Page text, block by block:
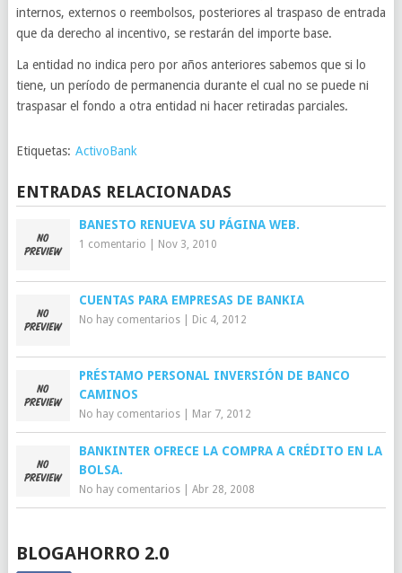
internos, externos o reembolsos, posteriores al traspaso de entrada
que da derecho al incentivo, se restarán del importe base.
La entidad no indica pero por años anteriores sabemos que si lo
tiene, un período de permanencia durante el cual no se puede ni
traspasar el fondo a otra entidad ni hacer retiradas parciales.
Etiquetas: ActivoBank
ENTRADAS RELACIONADAS
BANESTO RENUEVA SU PÁGINA WEB.
1 comentario Nov 3, 2010
CUENTAS PARA EMPRESAS DE BANKIA
No hay comentarios| Dic 4, 2012
PRÉSTAMO PERSONAL INVERSIÓN DE BANCO
CAMINOS
No hay comentarios| Mar 7, 2012
BANKINTER OFRECE LA COMPRA A CRÉDITO EN LA
BOLSA.
No hay comentarios| Abr 28, 2008
BLOGAHORRO 2.0